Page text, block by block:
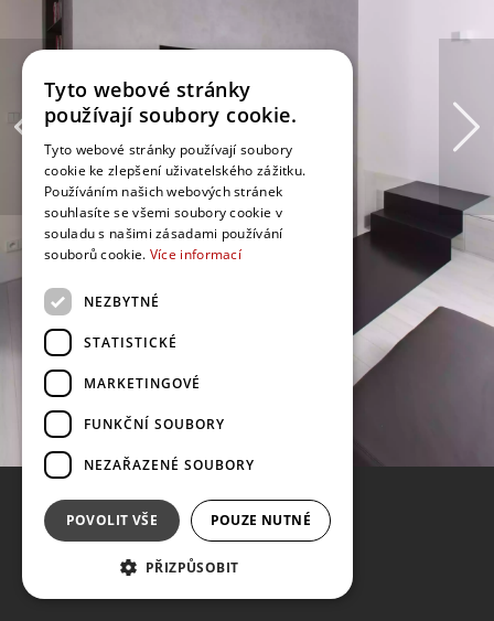
Tyto webové stránky
používají soubory cookie.
Tyto webové stránky používají soubory
cookie ke zlepšení uživatelského zážitku.
Používáním našich webových stránek
souhlasíte se všemi soubory cookie v
souladu s našimi zásadami používání
souborů cookie. Více informací
NEZBYTNÉ
STATISTICKÉ
MARKETINGOVÉ
FUNKČNÍ SOUBORY
NEZAŘAZENÉ SOUBORY
POVOLIT VŠE POUZE NUTNÉ
PŘIZPŮSOBIT